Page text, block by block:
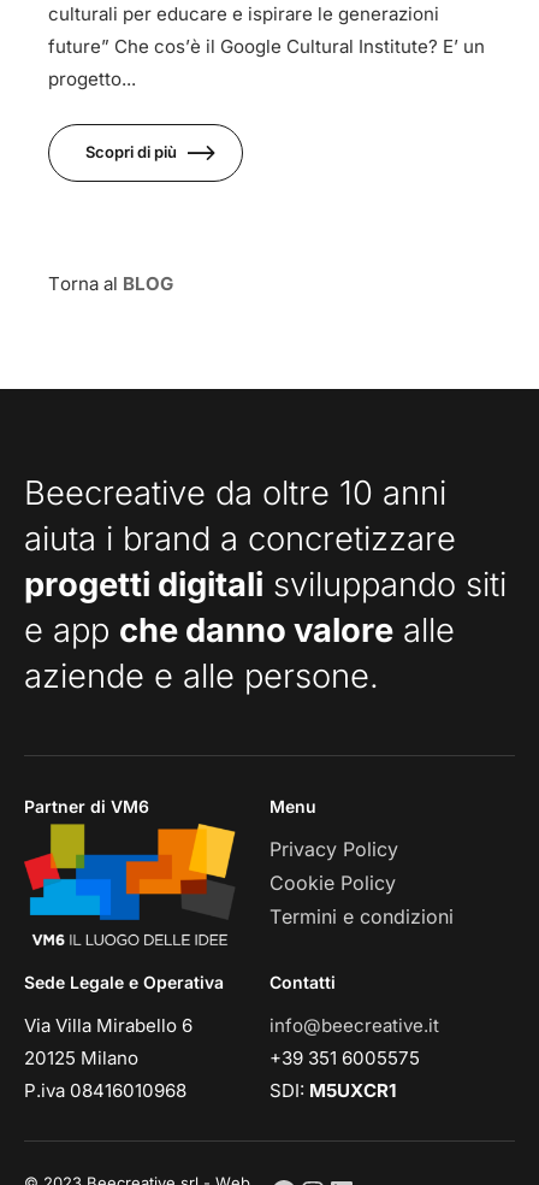
culturali per educare e ispirare le generazioni
future” Che cos’è il Google Cultural Institute? E’ un
progetto...
Scopri di più
Torna al BLOG
Beecreative da oltre 10 anni
aiuta i brand a concretizzare
progetti digitali sviluppando siti
e app che danno valore alle
aziende e alle persone.
Partner di VM6 Menu
Privacy Policy
Cookie Policy
Termini e condizioni
Sede Legale e Operativa
Via Villa Mirabello 6
20125 Milano
P.iva 08416010968
Contatti
info@beecreative.it
+39 351 6005575
SDI: M5UXCR1